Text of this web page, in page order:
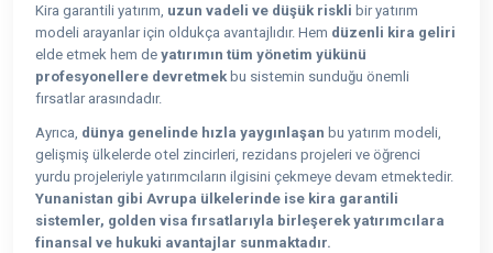
Kira garantili yatırım, uzun vadeli ve düşük riskli bir yatırım
modeli arayanlar için oldukça avantajlıdır. Hem düzenli kira geliri
elde etmek hem de yatırımın tüm yönetim yükünü
profesyonellere devretmek bu sistemin sunduğu önemli
fırsatlar arasındadır.
Ayrıca, dünya genelinde hızla yaygınlaşan bu yatırım modeli,
gelişmiş ülkelerde otel zincirleri, rezidans projeleri ve öğrenci
yurdu projeleriyle yatırımcıların ilgisini çekmeye devam etmektedir.
Yunanistan gibi Avrupa ülkelerinde ise kira garantili
sistemler, golden visa fırsatlarıyla birleşerek yatırımcılara
finansal ve hukuki avantajlar sunmaktadır.